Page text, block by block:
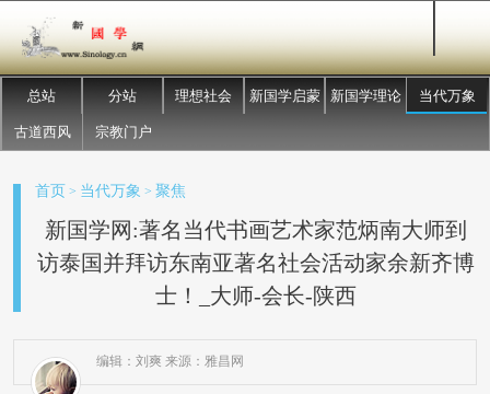
总站 分站 理想社会 新国学启蒙 新国学理论 当代万象
古道西风 宗教门户
首页 > 当代万象 > 聚焦
新国学网:著名当代书画艺术家范炳南大师到
访泰国并拜访东南亚著名社会活动家余新齐博
士！_大师-会长-陕西
编辑：刘爽 来源：雅昌网